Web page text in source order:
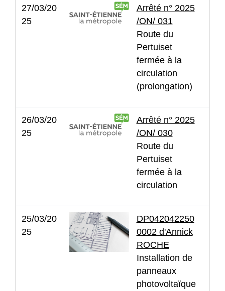
27/03/20
25
Arrêté n° 2025
/ON/ 031
Route du
Pertuiset
fermée à la
circulation
(prolongation)
26/03/20
25
Arrêté n° 2025
/ON/ 030
Route du
Pertuiset
fermée à la
circulation
25/03/20
25
DP042042250
0002 d'Annick
ROCHE
Installation de
panneaux
photovoltaïque